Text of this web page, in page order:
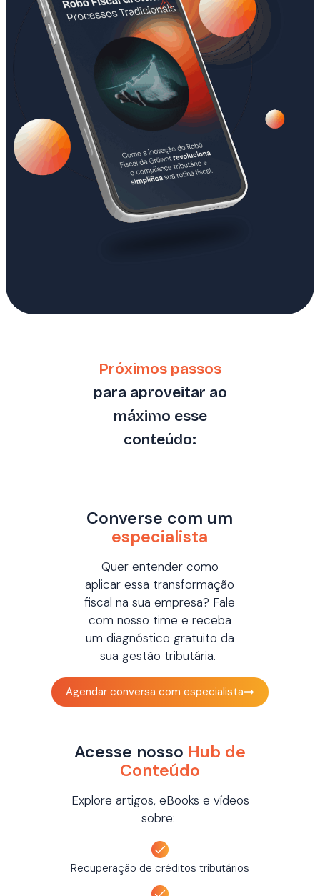
Próximos passos
para aproveitar ao
máximo esse
conteúdo:
Converse com um
especialista
Quer entender como
aplicar essa transformação
fiscal na sua empresa? Fale
com nosso time e receba
um diagnóstico gratuito da
sua gestão tributária.
Agendar conversa com especialista
Acesse nosso Hub de
Conteúdo
Explore artigos, eBooks e vídeos
sobre:
Recuperação de créditos tributários